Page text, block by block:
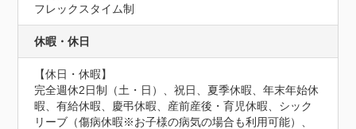
フレックスタイム制
休暇・休日
【休日・休暇】
完全週休2日制（土・日）、祝日、夏季休暇、年末年始休
暇、有給休暇、慶弔休暇、産前産後・育児休暇、シック
リーブ（傷病休暇※お子様の病気の場合も利用可能）、